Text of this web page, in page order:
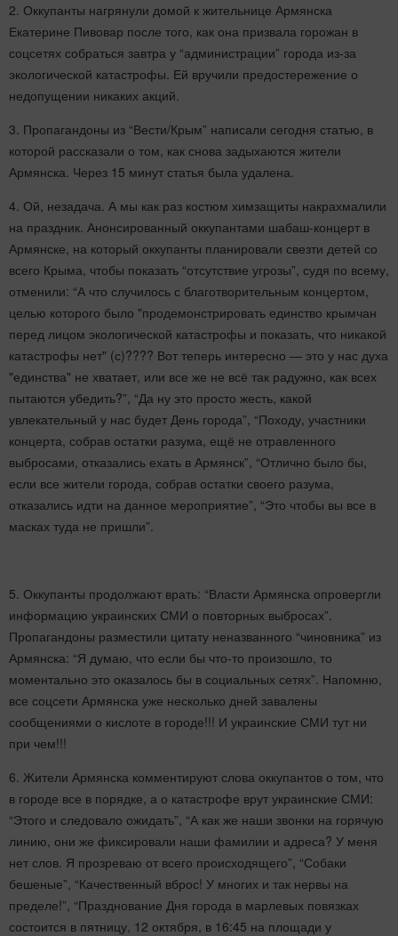
2. Оккупанты нагрянули домой к жительнице Армянска
Екатерине Пивовар после того, как она призвала горожан в
соцсетях собраться завтра у “администрации” города из-за
экологической катастрофы. Ей вручили предостережение о
недопущении никаких акций.
3. Пропагандоны из “Вести/Крым” написали сегодня статью, в
которой рассказали о том, как снова задыхаются жители
Армянска. Через 15 минут статья была удалена.
4. Ой, незадача. А мы как раз костюм химзащиты накрахмалили
на праздник. Анонсированный оккупантами шабаш-концерт в
Армянске, на который оккупанты планировали свезти детей со
всего Крыма, чтобы показать “отсутствие угрозы”, судя по всему,
отменили: “А что случилось с благотворительным концертом,
целью которого было "продемонстрировать единство крымчан
перед лицом экологической катастрофы и показать, что никакой
катастрофы нет" (с)???? Вот теперь интересно — это у нас духа
"единства" не хватает, или все же не всё так радужно, как всех
пытаются убедить?”, “Да ну это просто жесть, какой
увлекательный у нас будет День города”, “Походу, участники
концерта, собрав остатки разума, ещё не отравленного
выбросами, отказались ехать в Армянск”, “Отлично было бы,
если все жители города, собрав остатки своего разума,
отказались идти на данное мероприятие”, “Это чтобы вы все в
масках туда не пришли”.
5. Оккупанты продолжают врать: “Власти Армянска опровергли
информацию украинских СМИ о повторных выбросах”.
Пропагандоны разместили цитату неназванного “чиновника” из
Армянска: “Я думаю, что если бы что-то произошло, то
моментально это оказалось бы в социальных сетях”. Напомню,
все соцсети Армянска уже несколько дней завалены
сообщениями о кислоте в городе!!! И украинские СМИ тут ни
при чем!!!
6. Жители Армянска комментируют слова оккупантов о том, что
в городе все в порядке, а о катастрофе врут украинские СМИ:
“Этого и следовало ожидать”, “А как же наши звонки на горячую
линию, они же фиксировали наши фамилии и адреса? У меня
нет слов. Я прозреваю от всего происходящего”, “Собаки
бешеные”, “Качественный вброс! У многих и так нервы на
пределе!”, “Празднование Дня города в марлевых повязках
состоится в пятницу, 12 октября, в 16:45 на площади у